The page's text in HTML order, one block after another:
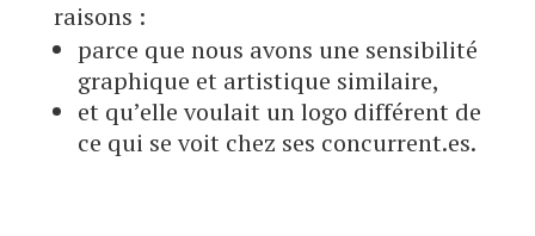
raisons :
parce que nous avons une sensibilité
graphique et artistique similaire,
et qu’elle voulait un logo différent de
ce qui se voit chez ses concurrent.es.